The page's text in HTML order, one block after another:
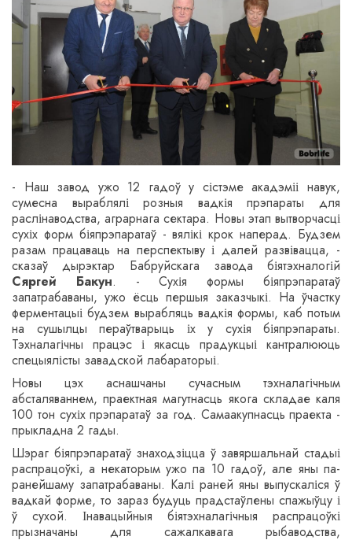
- Наш завод ужо 12 гадоў у сістэме акадэміі навук,
сумесна выраблялі розныя вадкія прэпараты для
раслінаводства, аграрнага сектара. Новы этап вытворчасці
сухіх форм біяпрэпаратаў - вялікі крок наперад. Будзем
разам працаваць на перспектыву і далей развівацца, -
сказаў дырэктар Бабруйскага завода біятэхналогій
Сяргей Бакун. - Сухія формы біяпрэпаратаў
запатрабаваны, ужо ёсць першыя заказчыкі. На ўчастку
ферментацыі будзем вырабляць вадкія формы, каб потым
на сушылцы пераўтварыць іх у сухія біяпрэпараты.
Тэхналагічны працэс і якасць прадукцыі кантралююць
спецыялісты завадской лабараторыі.
Новы цэх аснашчаны сучасным тэхналагічным
абсталяваннем, праектная магутнасць якога складае каля
100 тон сухіх прэпаратаў за год. Самаакупнасць праекта -
прыкладна 2 гады.
Шэраг біяпрэпаратаў знаходзіцца ў завяршальнай стадыі
распрацоўкі, а некаторым ужо па 10 гадоў, але яны па-
ранейшаму запатрабаваны. Калі раней яны выпускаліся ў
вадкай форме, то зараз будуць прадстаўлены спажыўцу і
ў сухой. Інавацыйныя біятэхналагічныя распрацоўкі
прызначаны для сажалкавага рыбаводства,